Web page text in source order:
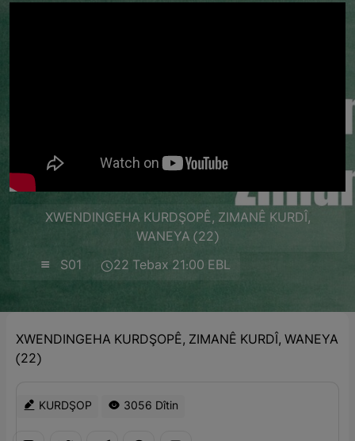
XWENDINGEHA KURDŞOPÊ, ZIMANÊ KURDÎ,
WANEYA (22)
S01
22 Tebax 21:00 EBL
XWENDINGEHA KURDŞOPÊ, ZIMANÊ KURDÎ, WANEYA
(22)
KURDŞOP 3056 Dîtin